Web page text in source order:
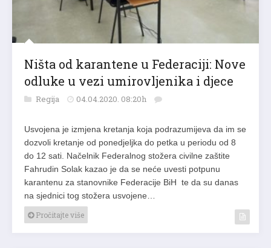
Ništa od karantene u Federaciji: Nove
odluke u vezi umirovljenika i djece
Regija 04.04.2020. 08:20h
Usvojena je izmjena kretanja koja podrazumijeva da im se
dozvoli kretanje od ponedjeljka do petka u periodu od 8
do 12 sati. Načelnik Federalnog stožera civilne zaštite
Fahrudin Solak kazao je da se neće uvesti potpunu
karantenu za stanovnike Federacije BiH te da su danas
na sjednici tog stožera usvojene…
Pročitajte više